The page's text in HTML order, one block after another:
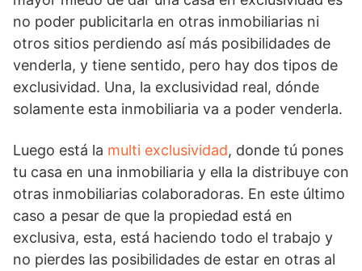
no poder publicitarla en otras inmobiliarias ni
otros sitios perdiendo así más posibilidades de
venderla, y tiene sentido, pero hay dos tipos de
exclusividad. Una, la exclusividad real, dónde
solamente esta inmobiliaria va a poder venderla.
Luego está la multi exclusividad, donde tú pones
tu casa en una inmobiliaria y ella la distribuye con
otras inmobiliarias colaboradoras. En este último
caso a pesar de que la propiedad está en
exclusiva, esta, está haciendo todo el trabajo y
no pierdes las posibilidades de estar en otras al